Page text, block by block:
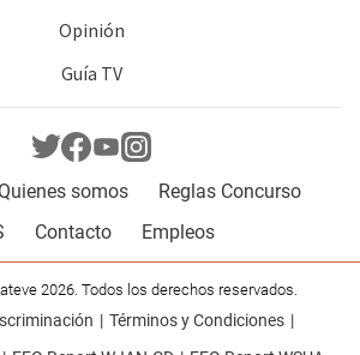
Opinión
Guía TV
somos
Reglas Concurso
Contacto Empleos
2026. Todos los derechos reservados.
Términos y Condiciones